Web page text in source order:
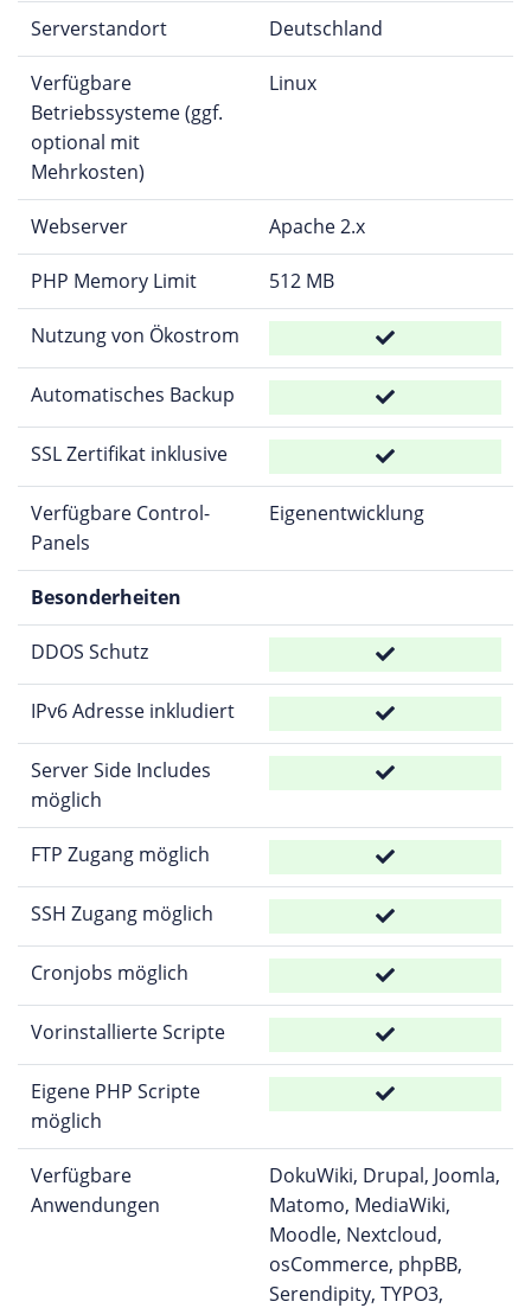
Serverstandort Deutschland
Verfügbare
Betriebssysteme (ggf.
optional mit
Mehrkosten)
Linux
Webserver Apache 2.x
PHP Memory Limit 512 MB
Nutzung von Ökostrom
Automatisches Backup
SSL Zertifikat inklusive
Verfügbare Control-
Panels
Eigenentwicklung
Besonderheiten
DDOS Schutz
IPv6 Adresse inkludiert
Server Side Includes
möglich
FTP Zugang möglich
SSH Zugang möglich
Cronjobs möglich
Vorinstallierte Scripte
Eigene PHP Scripte
möglich
Verfügbare
Anwendungen
DokuWiki, Drupal, Joomla,
Matomo, MediaWiki,
Moodle, Nextcloud,
osCommerce, phpBB,
Serendipity, TYPO3,